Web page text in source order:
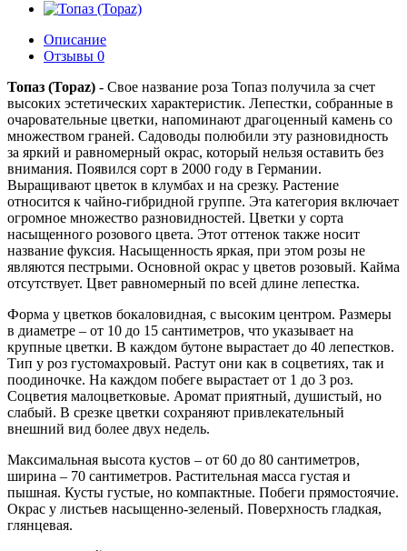
Описание
Отзывы 0
Топаз (Topaz) - Свое название роза Топаз получила за счет
высоких эстетических характеристик. Лепестки, собранные в
очаровательные цветки, напоминают драгоценный камень со
множеством граней. Садоводы полюбили эту разновидность
за яркий и равномерный окрас, который нельзя оставить без
внимания. Появился сорт в 2000 году в Германии.
Выращивают цветок в клумбах и на срезку. Растение
относится к чайно-гибридной группе. Эта категория включает
огромное множество разновидностей. Цветки у сорта
насыщенного розового цвета. Этот оттенок также носит
название фуксия. Насыщенность яркая, при этом розы не
являются пестрыми. Основной окрас у цветов розовый. Кайма
отсутствует. Цвет равномерный по всей длине лепестка.
Форма у цветков бокаловидная, с высоким центром. Размеры
в диаметре – от 10 до 15 сантиметров, что указывает на
крупные цветки. В каждом бутоне вырастает до 40 лепестков.
Тип у роз густомахровый. Растут они как в соцветиях, так и
поодиночке. На каждом побеге вырастает от 1 до 3 роз.
Соцветия малоцветковые. Аромат приятный, душистый, но
слабый. В срезке цветки сохраняют привлекательный
внешний вид более двух недель.
Максимальная высота кустов – от 60 до 80 сантиметров,
ширина – 70 сантиметров. Растительная масса густая и
пышная. Кусты густые, но компактные. Побеги прямостоячие.
Окрас у листьев насыщенно-зеленый. Поверхность гладкая,
глянцевая.